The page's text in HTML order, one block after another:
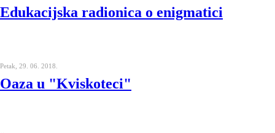
Edukacijska radionica o enigmatici
Petak, 29. 06. 2018.
Oaza u "Kviskoteci"